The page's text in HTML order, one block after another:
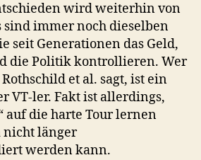
wird weiterhin von
sind immer noch dieselben
seit Generationen das Geld,
die Politik kontrollieren. Wer
et al. sagt, ist ein
VT-ler. Fakt ist allerdings,
auf die harte Tour lernen
nicht länger
werden kann.